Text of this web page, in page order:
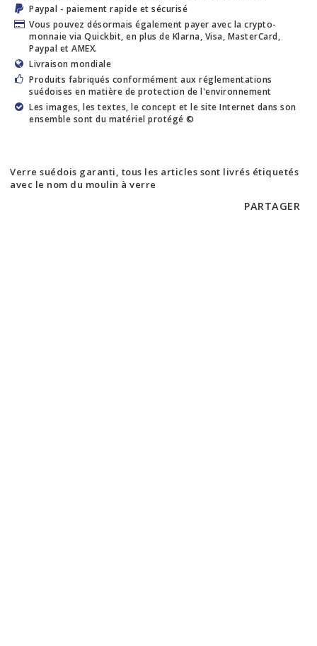
Paypal - paiement rapide et sécurisé
Vous pouvez désormais également payer avec la crypto-
monnaie via Quickbit, en plus de Klarna, Visa, MasterCard,
Paypal et AMEX.
Livraison mondiale
Produits fabriqués conformément aux réglementations
suédoises en matière de protection de l'environnement
Les images, les textes, le concept et le site Internet dans son
ensemble sont du matériel protégé ©
Verre suédois garanti, tous les articles sont livrés étiquetés
avec le nom du moulin à verre
PARTAGER